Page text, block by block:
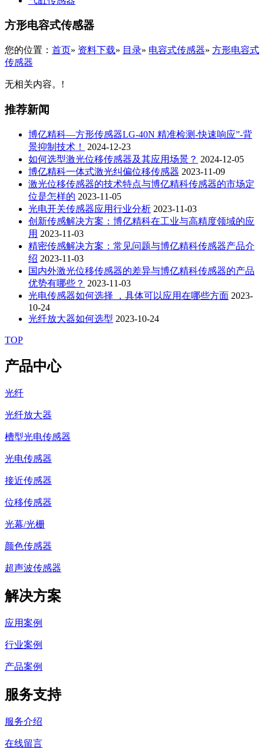
方形电容式传感器
您的位置： 首页» 资料下载» 目录» 电容式传感器» 方形电容式
传感器
无相关内容。!
推荐新闻
博亿精科—方形传感器LG-40N 精准检测-快速响应”-背
景抑制技术！
2024-12-23
如何选型激光位移传感器及其应用场景？ 2024-12-05
博亿精科一体式激光纠偏位移传感器 2023-11-09
激光位移传感器的技术特点与博亿精科传感器的市场定
位是怎样的 2023-11-05
光电开关传感器应用行业分析 2023-11-03
创新传感解决方案：博亿精科在工业与高精度领域的应
用 2023-11-03
精密传感解决方案：常见问题与博亿精科传感器产品介
绍 2023-11-03
国内外激光位移传感器的差异与博亿精科传感器的产品
优势有哪些？ 2023-11-03
光电传感器如何选择 ，具体可以应用在哪些方面 2023-
10-24
光纤放大器如何选型 2023-10-24
TOP
产品中心
光纤
光纤放大器
槽型光电传感器
光电传感器
接近传感器
位移传感器
光幕/光栅
颜色传感器
超声波传感器
解决方案
应用案例
行业案例
产品案例
服务支持
服务介绍
在线留言